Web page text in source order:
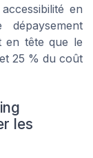
en
en tête que le
25 % du coût
les